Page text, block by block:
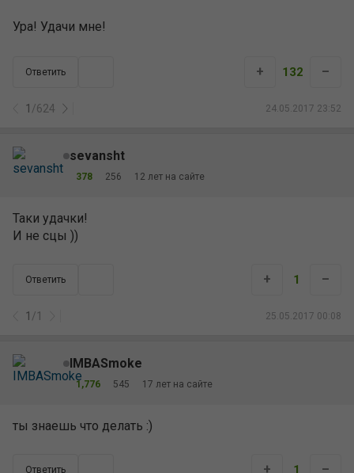
Ура! Удачи мне!
Ответить
1 /624 24.05.2017 23:52
+ 132 –
sevansht
378 256 12 лет на сайте
Таки удачки!
И не сцы ))
Ответить
1 /1 25.05.2017 00:08
+ 1 –
IMBASmoke
1,776 545 17 лет на сайте
ты знаешь что делать :)
Ответить + 1 –